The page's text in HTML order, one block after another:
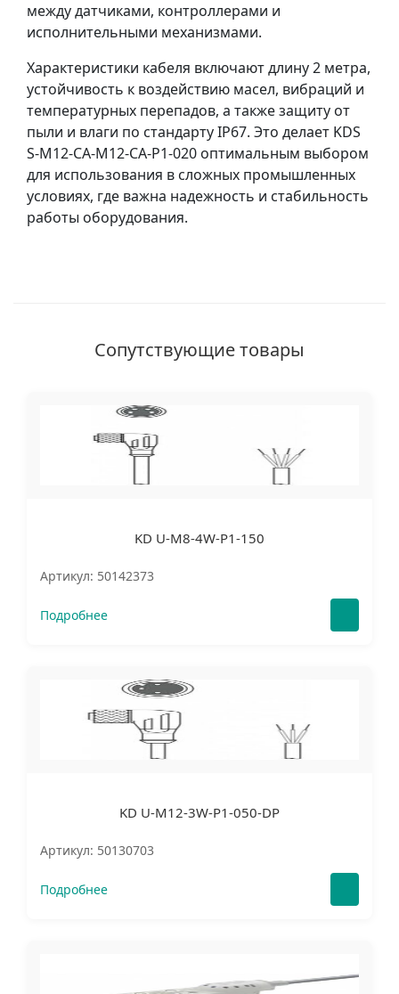
между датчиками, контроллерами и
исполнительными механизмами.
Характеристики кабеля включают длину 2 метра,
устойчивость к воздействию масел, вибраций и
температурных перепадов, а также защиту от
пыли и влаги по стандарту IP67. Это делает KDS
S-M12-CA-M12-CA-P1-020 оптимальным выбором
для использования в сложных промышленных
условиях, где важна надежность и стабильность
работы оборудования.
Сопутствующие товары
KD U-M8-4W-P1-150
Артикул: 50142373
Подробнее
KD U-M12-3W-P1-050-DP
Артикул: 50130703
Подробнее